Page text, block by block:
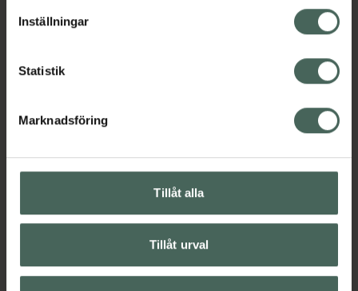
lagligheten av behandling som skett innan återkallelsen.
Inställningar
Statistik
Marknadsföring
Tillåt alla
Tillåt urval